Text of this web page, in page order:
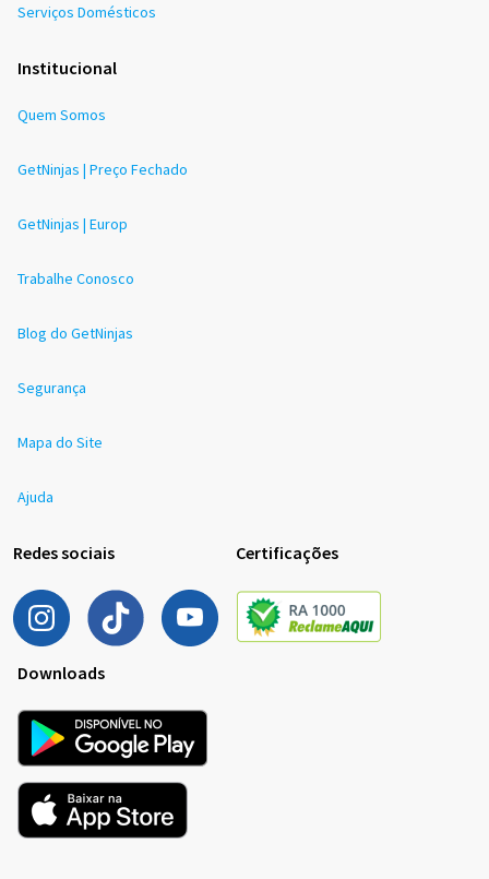
Serviços Domésticos
Institucional
Quem Somos
GetNinjas | Preço Fechado
GetNinjas | Europ
Trabalhe Conosco
Blog do GetNinjas
Segurança
Mapa do Site
Ajuda
Redes sociais Certificações
Downloads